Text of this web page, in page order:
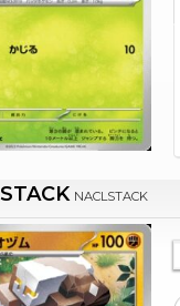
NACLSTACK